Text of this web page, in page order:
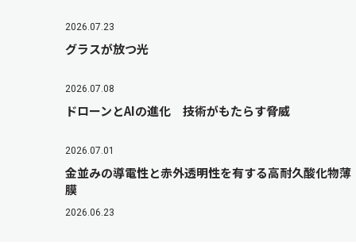
2026.07.23
グラスが放つ光
2026.07.08
ドローンとAIの進化 技術がもたらす脅威
2026.07.01
金並みの導電性と赤外透明性を有する高耐久酸化物薄
膜
2026.06.23